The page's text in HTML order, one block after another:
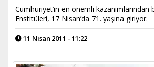
Cumhuriyet’in en önemli kazanımlarından
Enstitüleri, 17 Nisan’da 71. yaşına giriyor.
11 Nisan 2011 - 11:22